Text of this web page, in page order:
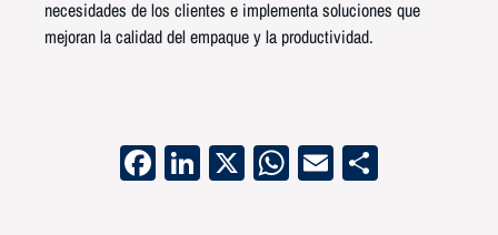
necesidades de los clientes e implementa soluciones que
mejoran la calidad del empaque y la productividad.
Facebook
LinkedIn
X WhatsApp
Email